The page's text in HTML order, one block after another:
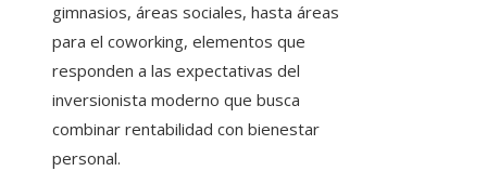
gimnasios, áreas sociales, hasta áreas
para el coworking, elementos que
responden a las expectativas del
inversionista moderno que busca
combinar rentabilidad con bienestar
personal.